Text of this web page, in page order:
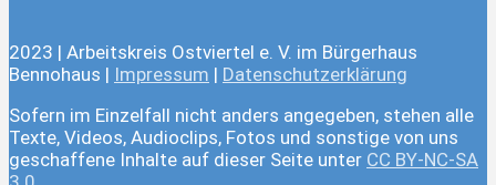
2023 | Arbeitskreis Ostviertel e. V. im Bürgerhaus
Bennohaus | Impressum | Datenschutzerklärung
Sofern im Einzelfall nicht anders angegeben, stehen alle
Texte, Videos, Audioclips, Fotos und sonstige von uns
geschaffene Inhalte auf dieser Seite unter CC BY-NC-SA